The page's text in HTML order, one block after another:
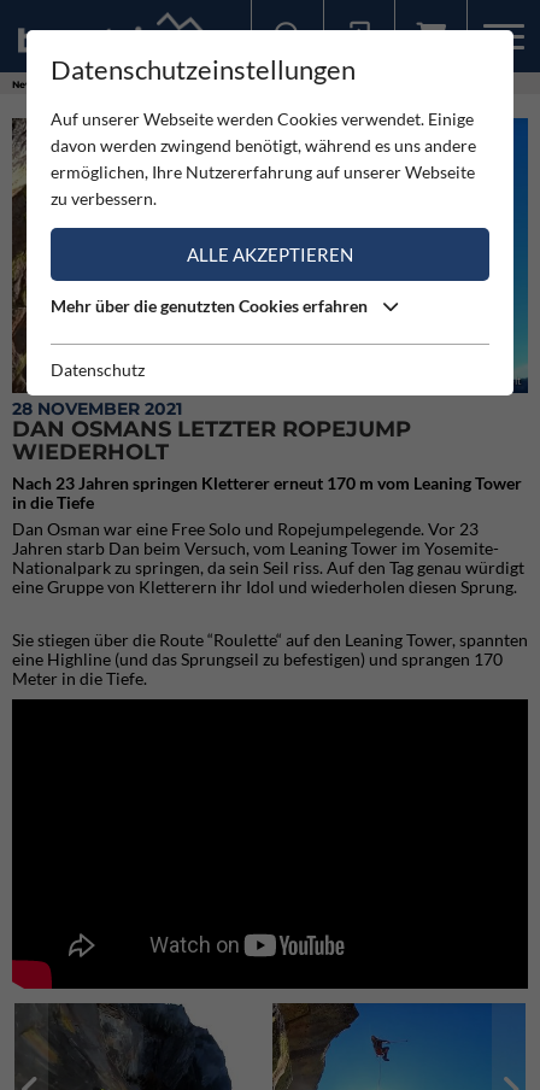
News Dan Osmans letzter Ropejump wiederholt
Dan Osmans letzter Ropejump wiederholt
28 NOVEMBER 2021
DAN OSMANS LETZTER ROPEJUMP
WIEDERHOLT
Nach 23 Jahren springen Kletterer erneut 170 m vom Leaning Tower
in die Tiefe
Dan Osman war eine Free Solo und Ropejumpelegende. Vor 23
Jahren starb Dan beim Versuch, vom Leaning Tower im Yosemite-
Nationalpark zu springen, da sein Seil riss. Auf den Tag genau würdigt
eine Gruppe von Kletterern ihr Idol und wiederholen diesen Sprung.
Sie stiegen über die Route “Roulette“ auf den Leaning Tower, spannten
eine Highline (und das Sprungseil zu befestigen) und sprangen 170
Meter in die Tiefe.
Datenschutzeinstellungen
Auf unserer Webseite werden Cookies verwendet. Einige
davon werden zwingend benötigt, während es uns andere
ermöglichen, Ihre Nutzererfahrung auf unserer Webseite
zu verbessern.
ALLE AKZEPTIEREN
Mehr über die genutzten Cookies erfahren
Datenschutz